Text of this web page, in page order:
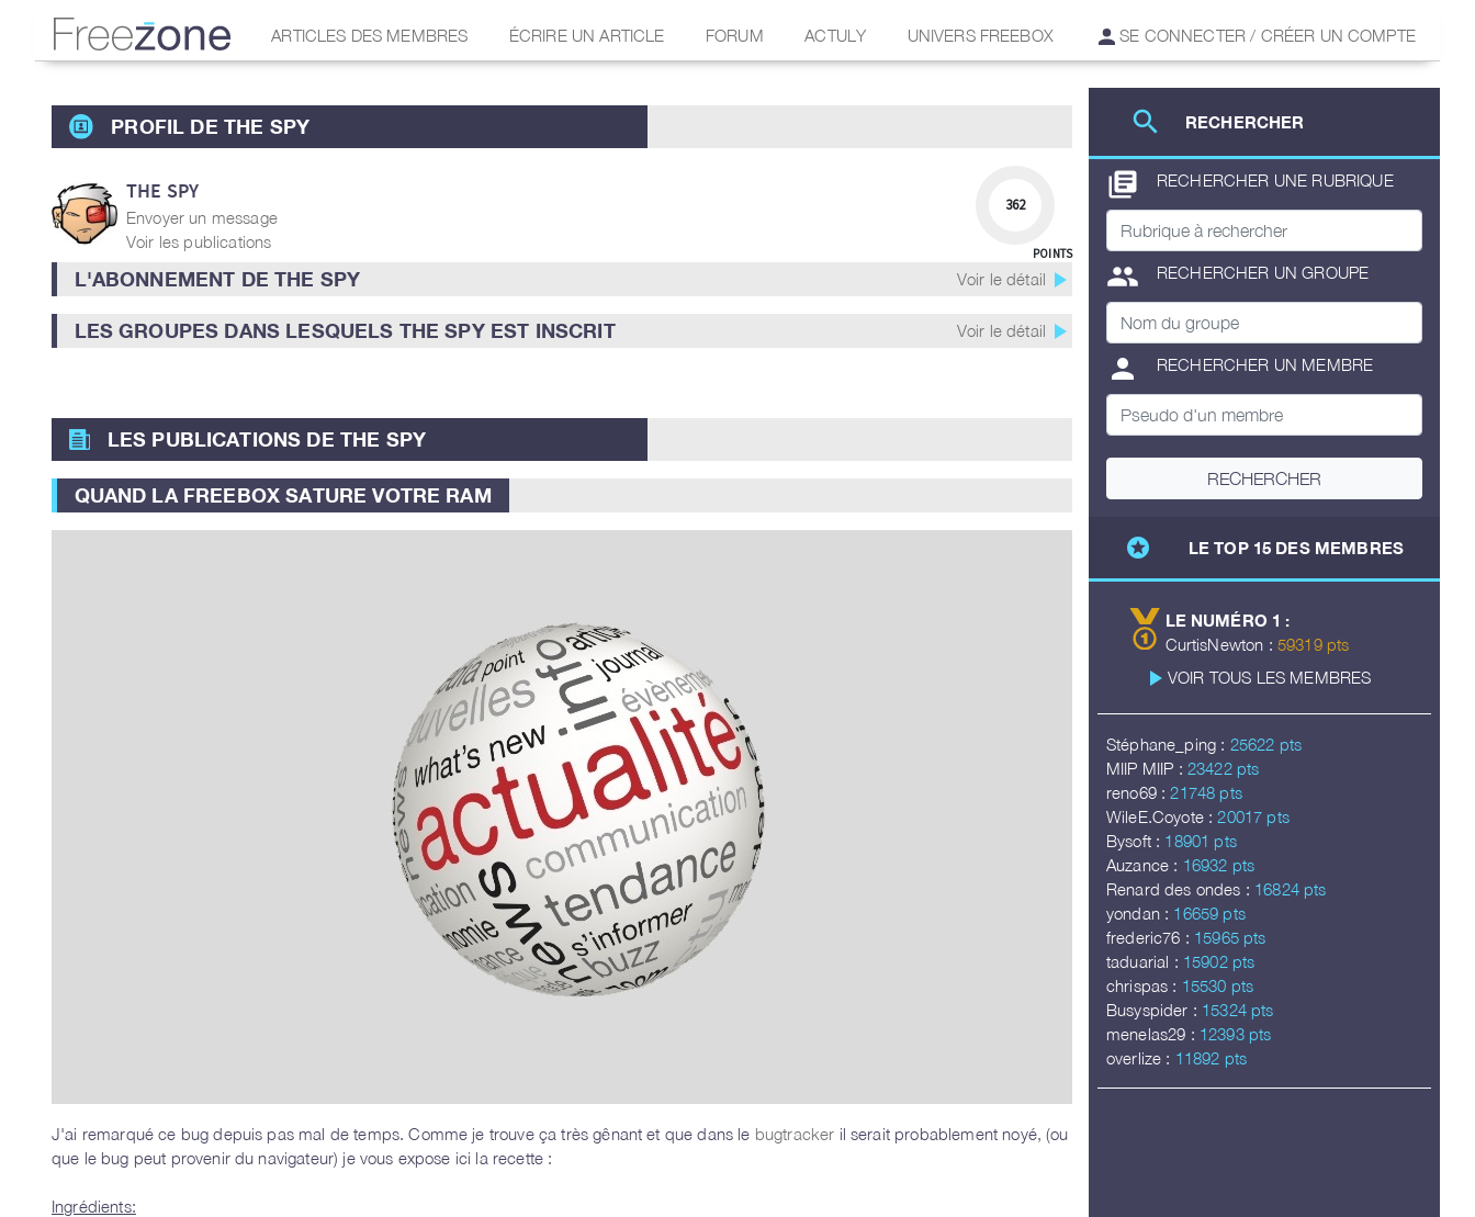
ARTICLES DES MEMBRES ÉCRIRE UN ARTICLE FORUM ACTULY UNIVERS FREEBOX SE CONNECTER / CRÉER UN COMPTE
search RECHERCHER
library_books RECHERCHER UNE RUBRIQUE
group RECHERCHER UN GROUPE
person RECHERCHER UN MEMBRE
RECHERCHER
stars LE TOP 15 DES MEMBRES
LE NUMÉRO 1 :
CurtisNewton : 59319 pts
play_arrow VOIR TOUS LES MEMBRES
Stéphane_ping : 25622 pts
MIIP MIIP : 23422 pts
reno69 : 21748 pts
WileE.Coyote : 20017 pts
Bysoft : 18901 pts
Auzance : 16932 pts
Renard des ondes : 16824 pts
yondan : 16659 pts
frederic76 : 15965 pts
taduarial : 15902 pts
chrispas : 15530 pts
Busyspider : 15324 pts
menelas29 : 12393 pts
overlize : 11892 pts
PROFIL DE THE SPY
THE SPY
Envoyer un message
Voir les publications
362
POINTS
L'ABONNEMENT DE THE SPY Voir le détail play_arrow
LES GROUPES DANS LESQUELS THE SPY EST INSCRIT Voir le détail play_arrow
LES PUBLICATIONS DE THE SPY
QUAND LA FREEBOX SATURE VOTRE RAM
J'ai remarqué ce bug depuis pas mal de temps. Comme je trouve ça très gênant et que dans le bugtracker il serait probablement noyé, (ou
que le bug peut provenir du navigateur) je vous expose ici la recette :
Ingrédients: